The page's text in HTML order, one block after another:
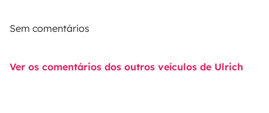
Sem comentários
Ver os comentários dos outros veículos de Ulrich